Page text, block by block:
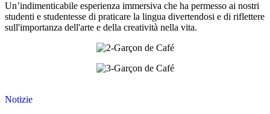
Un’indimenticabile esperienza immersiva che ha permesso ai nostri
studenti e studentesse di praticare la lingua divertendosi e di riflettere
sull'importanza dell'arte e della creatività nella vita.
Notizie